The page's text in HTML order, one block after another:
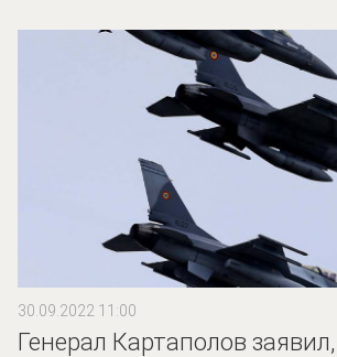
30.09.2022 11:00
Генерал Картаполов